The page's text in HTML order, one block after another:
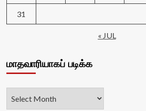
31
« JUL
மாதவாரியாகப் படிக்க